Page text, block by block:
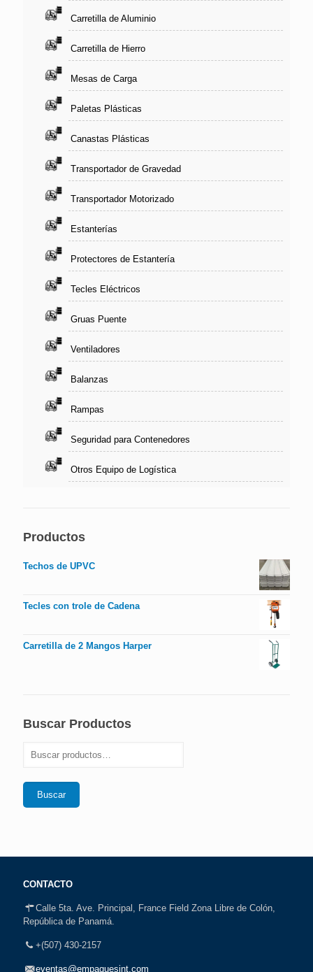
Carretilla de Aluminio
Carretilla de Hierro
Mesas de Carga
Paletas Plásticas
Canastas Plásticas
Transportador de Gravedad
Transportador Motorizado
Estanterías
Protectores de Estantería
Tecles Eléctricos
Gruas Puente
Ventiladores
Balanzas
Rampas
Seguridad para Contenedores
Otros Equipo de Logística
Productos
Techos de UPVC
Tecles con trole de Cadena
Carretilla de 2 Mangos Harper
Buscar Productos
Buscar
CONTACTO
Calle 5ta. Ave. Principal, France Field Zona Libre de Colón,
República de Panamá.
+(507) 430-2157
eventas@empaquesint.com